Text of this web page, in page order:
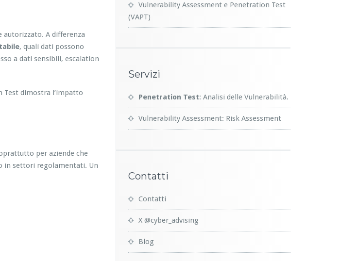
A differenza
, quali dati possono
a dati sensibili, escalation
Test dimostra l’impatto
per aziende che
in settori regolamentati. Un
Vulnerability Assessment e Penetration Test
(VAPT)
Servizi
Penetration Test: Analisi delle Vulnerabilità.
Vulnerability Assessment: Risk Assessment
Contatti
Contatti
X @cyber_advising
Blog